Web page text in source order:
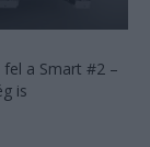
a Smart #2 –
is